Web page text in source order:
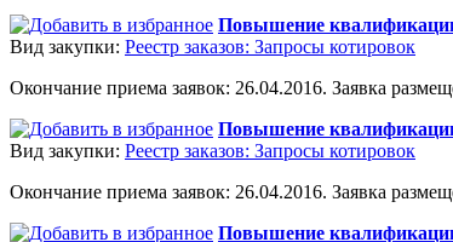
Повышение
Вид закупки: Реестр заказов: Запросы котировок
Окончание приема заявок: 26.04.2016. Заявка
Повышение
Вид закупки: Реестр заказов: Запросы котировок
Окончание приема заявок: 26.04.2016. Заявка
Повышение